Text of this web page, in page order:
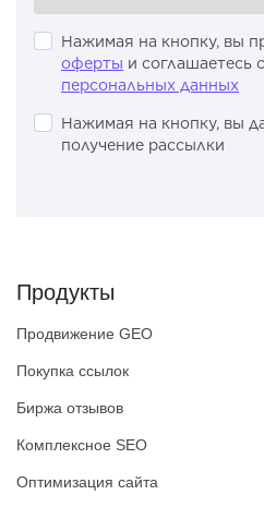
Нажимая на кнопку, вы
оферты и соглашаетесь с
персональных данных
Нажимая на кнопку, вы
получение рассылки
Продукты
Продвижение GEO
Покупка ссылок
Биржа отзывов
Комплексное SEO
Оптимизация сайта